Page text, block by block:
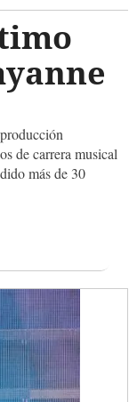
de carrera musical
más de 30